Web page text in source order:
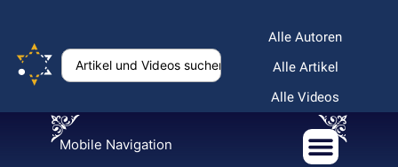
Alle Autoren
Alle Artikel
Alle Videos
Mobile Navigation